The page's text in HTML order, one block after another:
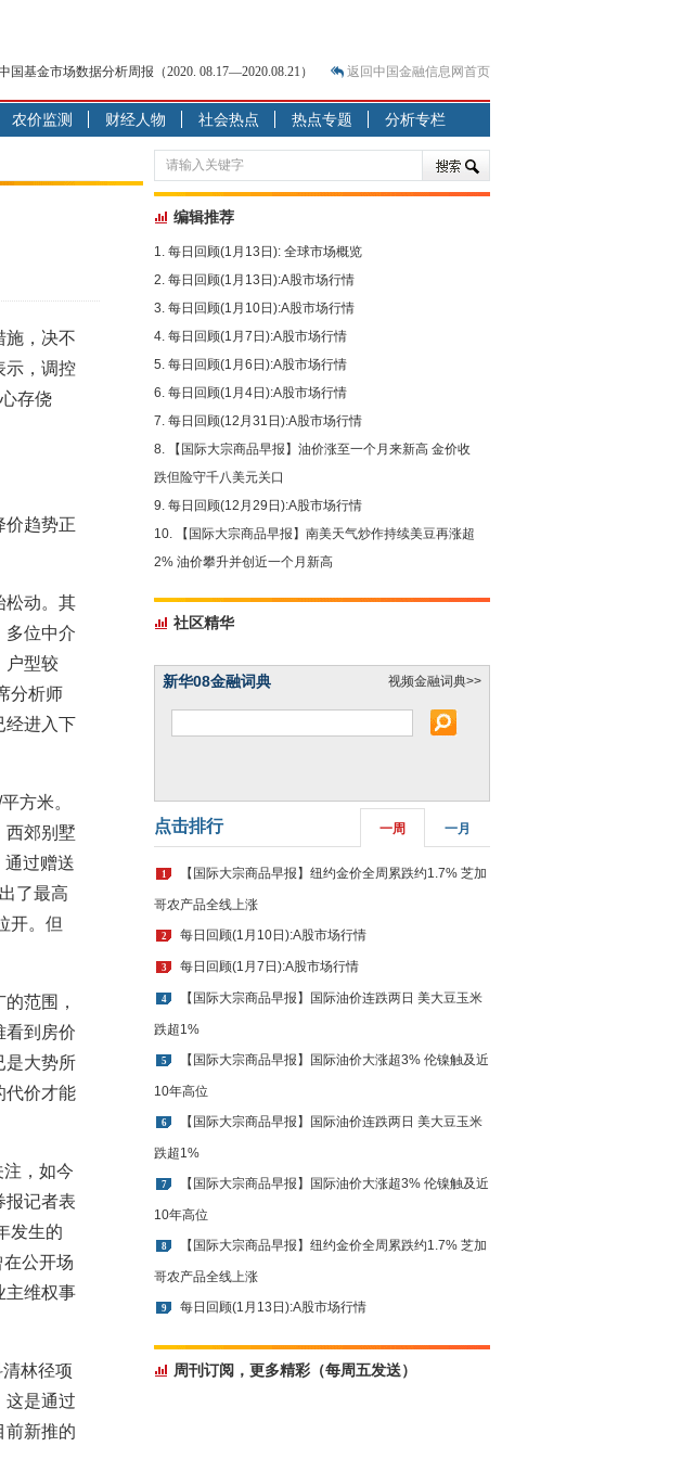
国基金市场数据分析周报（2020. 08.17—2020.08.21）
情下，新加坡旅游业步履维艰
情下的香港零售业如何浴火重生？
情下一家香港传统零售商的转型突围之旅
国基金市场数据分析周报（2020. 07.27—2020.07.31）
查】同业存单、结构性存款玩起“跷跷板” 结构性失衡藏
双轮冲击 债市回调十年期债表现最弱
返回中国金融信息网首页
农价监测 财经人物 社会热点 热点专题 分析专栏
施，决不
示，调控
存侥
价趋势正
松动。其
多位中介
户型较
分析师
经进入下
方米。
西郊别墅
通过赠送
了最高
开。但
范围，
看到房价
是大势所
代价才能
，如今
报记者表
发生的
公开场
主维权事
林径项
这是通过
前新推的
编辑推荐
每日回顾(1月13日): 全球市场概览
每日回顾(1月13日):A股市场行情
每日回顾(1月10日):A股市场行情
每日回顾(1月7日):A股市场行情
每日回顾(1月6日):A股市场行情
每日回顾(1月4日):A股市场行情
每日回顾(12月31日):A股市场行情
【国际大宗商品早报】油价涨至一个月来新高 金价收
跌但险守千八美元关口
每日回顾(12月29日):A股市场行情
【国际大宗商品早报】南美天气炒作持续美豆再涨超
2% 油价攀升并创近一个月新高
社区精华
新华08金融词典 视频金融词典>>
点击排行 一周 一月
1 【国际大宗商品早报】纽约金价全周累跌约1.7% 芝加
哥农产品全线上涨
2 每日回顾(1月10日):A股市场行情
3 每日回顾(1月7日):A股市场行情
4 【国际大宗商品早报】国际油价连跌两日 美大豆玉米
跌超1%
5 【国际大宗商品早报】国际油价大涨超3% 伦镍触及近
10年高位
6 【国际大宗商品早报】国际油价连跌两日 美大豆玉米
跌超1%
7 【国际大宗商品早报】国际油价大涨超3% 伦镍触及近
10年高位
8 【国际大宗商品早报】纽约金价全周累跌约1.7% 芝加
哥农产品全线上涨
9 每日回顾(1月13日):A股市场行情
周刊订阅，更多精彩（每周五发送）